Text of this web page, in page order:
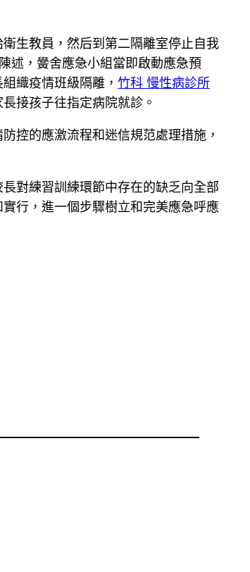
生教員，然后到第二隔離室停止自我
述，黌舍應急小組當即啟動應急預
織疫情班級隔離， 竹科 慢性病診所
接孩子往指定病院就診。
控的應激流程和迷信規范處理措施，
對練習訓練環節中存在的缺乏向全部
行，進一個步驟樹立和完美應急呼應